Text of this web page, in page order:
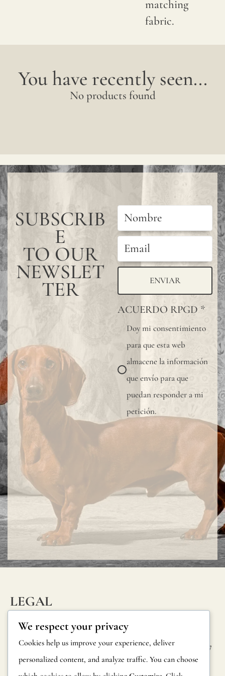
matching
fabric.
You have recently seen...
No products found
SUBSCRIB
E
TO OUR
NEWSLET
TER ENVIAR
ACUERDO RPGD *
Doy mi consentimiento
para que esta web
almacene la información
que envío para que
puedan responder a mi
petición.
LEGAL
Cookie Policy
Terms and
INFORM
ATION
FAQs
Product
CONTAC
Calle Alheli, 7
29730 Rincón
de la Victoria
one
a
For
additional
protection
wall
especially
kitchens,
or
other
wet
areas,
we
protective
varnish.
All
wallpapers
been
certified
resistant
according
We respect your privacy
Cookies help us improve your experience, deliver
personalized content, and analyze traffic. You can choose